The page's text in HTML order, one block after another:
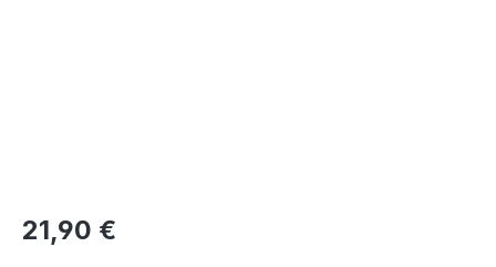
Regulärer Preis:
21,90 €